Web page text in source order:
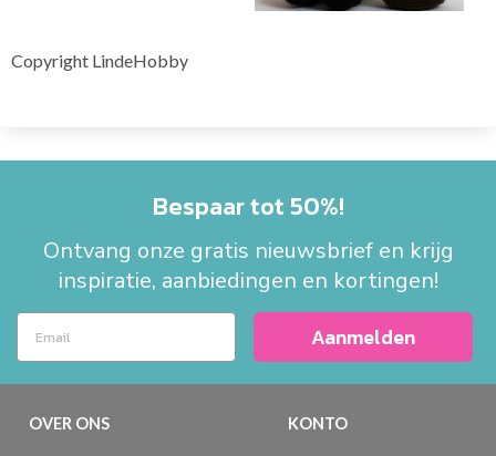
Copyright LindeHobby
Bespaar tot 50%!
Ontvang onze gratis nieuwsbrief en krijg
inspiratie, aanbiedingen en kortingen!
Aanmelden
OVER ONS KONTO